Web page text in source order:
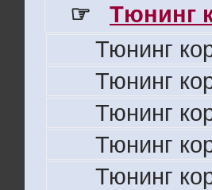
☞
Тюнинг
Тюнинг
Тюнинг
Тюнинг
Тюнинг
Тюнинг